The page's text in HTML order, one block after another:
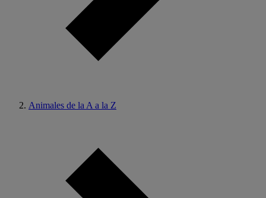
Animales de la A a la Z